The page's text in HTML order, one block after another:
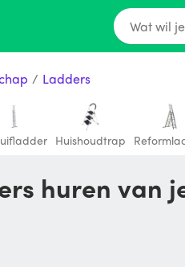
Wat wil
/ Ladders
Huishoudtrap
huren van